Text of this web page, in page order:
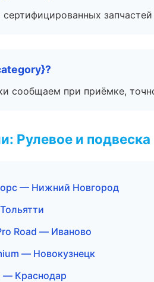
сообщаем при приёмке,
Рулевое и подвеска
— Нижний Новгород
Road — Иваново
— Новокузнецк
— Краснодар